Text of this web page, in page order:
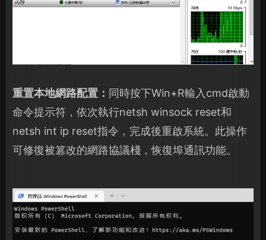
重置本地網路配置： 同時按下Win+R輸入cmd啟動
命令提示符，依次執行netsh winsock reset和
netsh int ip reset指令，完成後重啟系統。此操作
可修復被篡改的網路協議棧，恢復埠通訊功能。